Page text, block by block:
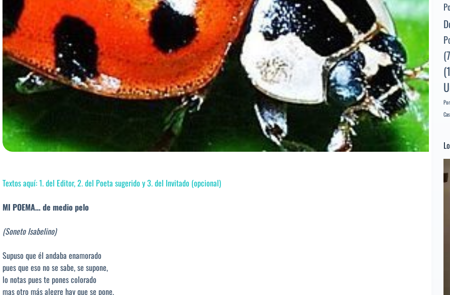
Textos aquí: 1. del Editor, 2. del Poeta sugerido y 3. del Invitado (opcional)
MI POEMA… de medio pelo
(Soneto Isabelino)
Supuso que él andaba enamorado
pues que eso no se sabe, se supone,
lo notas pues te pones colorado
mas otro más alegre hay que se pone.
de